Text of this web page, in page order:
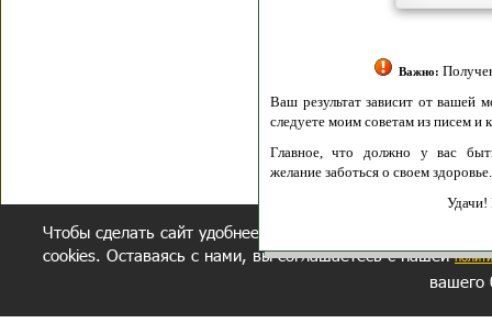
Важно:Получение
Ваш результат зависит от вашей
следуете моим советам из писем и книг.
Главное, что должно у вас быть -
желание заботься о своем здоровье.
Удачи!
Чтобы сделать сайт удобнее, осуществляется обработка
cookies. Оставаясь с нами, вы соглашаетесь с нашей
вашего